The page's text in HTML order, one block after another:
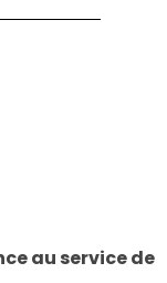
au service de